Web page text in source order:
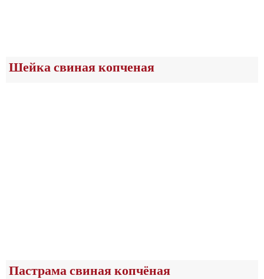
Шейка свиная копченая
Пастрама свиная копчёная